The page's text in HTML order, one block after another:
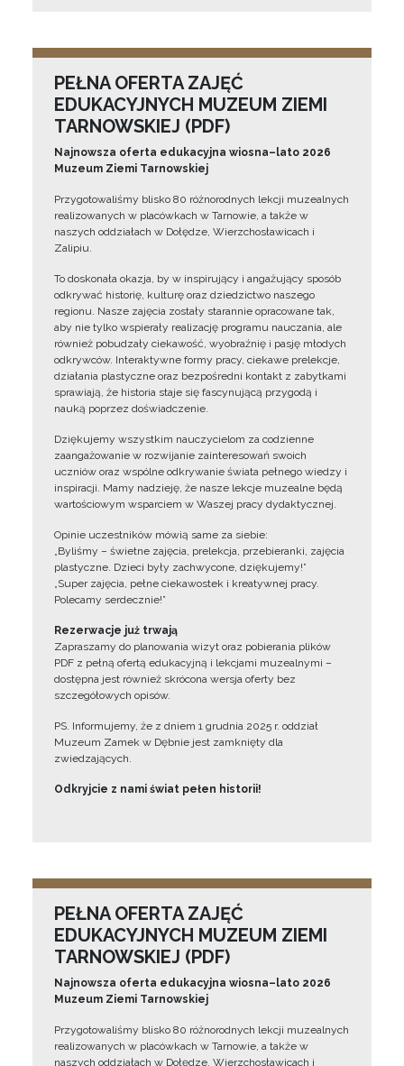
PEŁNA OFERTA ZAJĘĆ
EDUKACYJNYCH MUZEUM ZIEMI
TARNOWSKIEJ (PDF)
Najnowsza oferta edukacyjna wiosna–lato 2026
Muzeum Ziemi Tarnowskiej
Przygotowaliśmy blisko 80 różnorodnych lekcji muzealnych
realizowanych w placówkach w Tarnowie, a także w
naszych oddziałach w Dołędze, Wierzchosławicach i
Zalipiu.
To doskonała okazja, by w inspirujący i angażujący sposób
odkrywać historię, kulturę oraz dziedzictwo naszego
regionu. Nasze zajęcia zostały starannie opracowane tak,
aby nie tylko wspierały realizację programu nauczania, ale
również pobudzały ciekawość, wyobraźnię i pasję młodych
odkrywców. Interaktywne formy pracy, ciekawe prelekcje,
działania plastyczne oraz bezpośredni kontakt z zabytkami
sprawiają, że historia staje się fascynującą przygodą i
nauką poprzez doświadczenie.
Dziękujemy wszystkim nauczycielom za codzienne
zaangażowanie w rozwijanie zainteresowań swoich
uczniów oraz wspólne odkrywanie świata pełnego wiedzy i
inspiracji. Mamy nadzieję, że nasze lekcje muzealne będą
wartościowym wsparciem w Waszej pracy dydaktycznej.
Opinie uczestników mówią same za siebie:
„Byliśmy – świetne zajęcia, prelekcja, przebieranki, zajęcia
plastyczne. Dzieci były zachwycone, dziękujemy!”
„Super zajęcia, pełne ciekawostek i kreatywnej pracy.
Polecamy serdecznie!”
Rezerwacje już trwają
Zapraszamy do planowania wizyt oraz pobierania plików
PDF z pełną ofertą edukacyjną i lekcjami muzealnymi –
dostępna jest również skrócona wersja oferty bez
szczegółowych opisów.
PS. Informujemy, że z dniem 1 grudnia 2025 r. oddział
Muzeum Zamek w Dębnie jest zamknięty dla
zwiedzających.
Odkryjcie z nami świat pełen historii!
PEŁNA OFERTA ZAJĘĆ
EDUKACYJNYCH MUZEUM ZIEMI
TARNOWSKIEJ (PDF)
Najnowsza oferta edukacyjna wiosna–lato 2026
Muzeum Ziemi Tarnowskiej
Przygotowaliśmy blisko 80 różnorodnych lekcji muzealnych
realizowanych w placówkach w Tarnowie, a także w
naszych oddziałach w Dołędze, Wierzchosławicach i